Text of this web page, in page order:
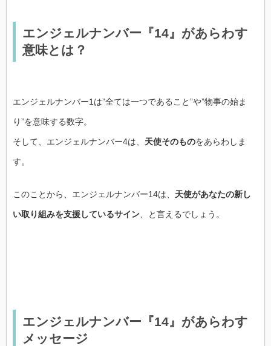
エンジェルナンバー『14』があらわす
意味とは？
エンジェルナンバー1は”全ては一つであること”や”物事の始ま
り”を意味する数字。
そして、エンジェルナンバー4は、 天使そのものをあらわしま
す。
このことから、エンジェルナンバー14は、 天使があなたの新し
い取り組みを支援しているサイン、と言えるでしょう。
エンジェルナンバー『14』があらわす
メッセージ